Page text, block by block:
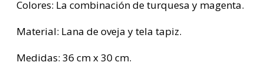
Colores: La combinación de turquesa y magenta.
Material: Lana de oveja y tela tapiz.
Medidas: 36 cm x 30 cm.